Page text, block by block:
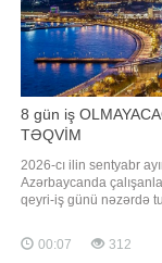
8 gün iş
TƏQVİM
2026-cı ilin sentyabr
Azərbaycanda
qeyri-iş günü nəzərdə
bazar günlərinə təsadüf
həmin tarixlər qeyri-iş
00:07 312